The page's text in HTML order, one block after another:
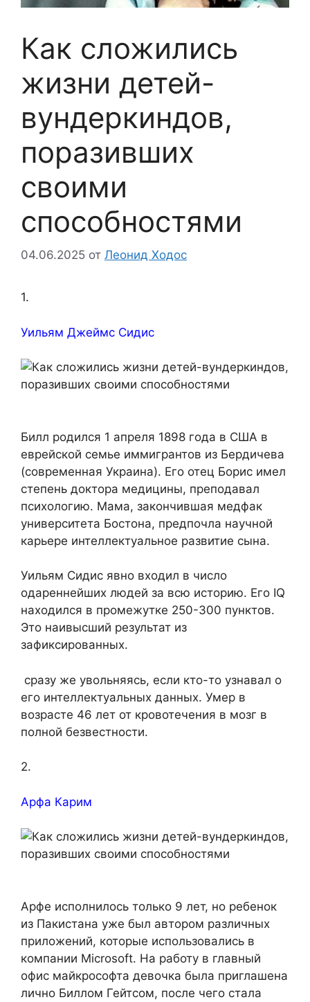
Как сложились
жизни детей-
вундеркиндов,
поразивших
своими
способностями
04.06.2025 от Леонид Ходос
1.
Уильям Джеймс Сидис
Билл родился 1 апреля 1898 года в США в
еврейской семье иммигрантов из Бердичева
(современная Украина). Его отец Борис имел
степень доктора медицины, преподавал
психологию. Мама, закончившая медфак
университета Бостона, предпочла научной
карьере интеллектуальное развитие сына.
Уильям Сидис явно входил в число
одареннейших людей за всю историю. Его IQ
находился в промежутке 250-300 пунктов.
Это наивысший результат из
зафиксированных.
сразу же увольняясь, если кто-то узнавал о
его интеллектуальных данных. Умер в
возрасте 46 лет от кровотечения в мозг в
полной безвестности.
2.
Арфа Карим
Арфе исполнилось только 9 лет, но ребенок
из Пакистана уже был автором различных
приложений, которые использовались в
компании Microsoft. На работу в главный
офис майкрософта девочка была приглашена
лично Биллом Гейтсом, после чего стала